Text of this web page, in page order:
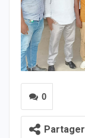
0
Partager